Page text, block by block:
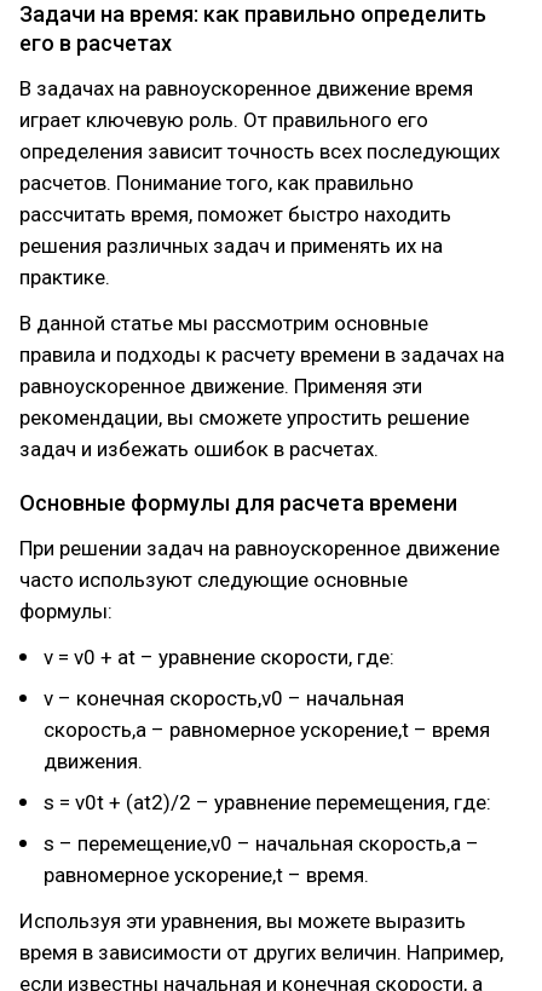
Задачи на время: как правильно определить
его в расчетах
В задачах на равноускоренное движение время
играет ключевую роль. От правильного его
определения зависит точность всех последующих
расчетов. Понимание того, как правильно
рассчитать время, поможет быстро находить
решения различных задач и применять их на
практике.
В данной статье мы рассмотрим основные
правила и подходы к расчету времени в задачах на
равноускоренное движение. Применяя эти
рекомендации, вы сможете упростить решение
задач и избежать ошибок в расчетах.
Основные формулы для расчета времени
При решении задач на равноускоренное движение
часто используют следующие основные
формулы:
v = v0 + at – уравнение скорости, где:
v – конечная скорость,v0 – начальная
скорость,a – равномерное ускорение,t – время
движения.
s = v0t + (at2)/2 – уравнение перемещения, где:
s – перемещение,v0 – начальная скорость,a –
равномерное ускорение,t – время.
Используя эти уравнения, вы можете выразить
время в зависимости от других величин. Например,
если известны начальная и конечная скорости, а